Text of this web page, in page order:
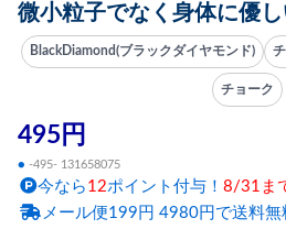
微小粒子でなく身体に優
BlackDiamond(ブラックダイヤモンド)
チョーク
495円
● -495- 131658075
今なら 12ポイント付与！ 8/31ま
メール便199円 4980円で送料無